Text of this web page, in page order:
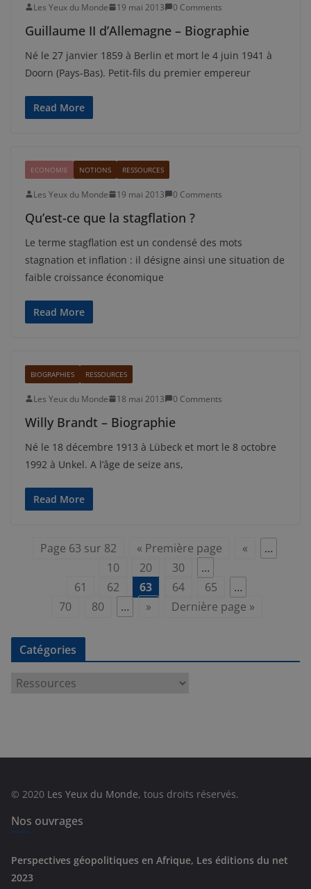
Les Yeux du Monde 19 mai 2013 0 Comments
Guillaume II d’Allemagne – Biographie
Né le 27 janvier 1859 à Berlin et mort le 4 juin 1941 à
Doorn (Pays-Bas). Petit-fils du premier empereur
Read More
ECONOMIE NOTIONS RESSOURCES
Les Yeux du Monde 19 mai 2013 0 Comments
Qu’est-ce que la stagflation ?
Le terme stagflation est un condensé des mots
stagnation et inflation : il désigne ainsi une situation de
faible croissance économique
Read More
BIOGRAPHIES RESSOURCES
Les Yeux du Monde 18 mai 2013 0 Comments
Willy Brandt – Biographie
Né le 18 décembre 1913 à Lübeck et mort le 8 octobre
1992 à Unkel. A l’âge de seize ans,
Read More
Page 63 sur 82 « Première page «
…
10
20 30
…
61
62 63 64 65
…
70
80 … » Dernière page »
Catégories
e
s
© 2020 Les Yeux du Monde, tous droits réservés.
Nos ouvrages
Perspectives géopolitiques en Afrique, Les éditions du net
2023